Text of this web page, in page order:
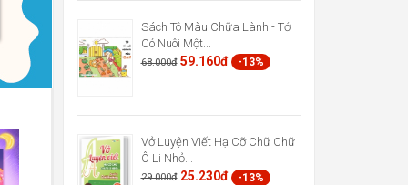
Sách Tô Màu Chữa Lành - Tớ
Có Nuôi Một...
68.000đ 59.160đ -13%
Vở Luyện Viết Hạ Cỡ Chữ Chữ
Ô Li Nhỏ...
29.000đ 25.230đ -13%